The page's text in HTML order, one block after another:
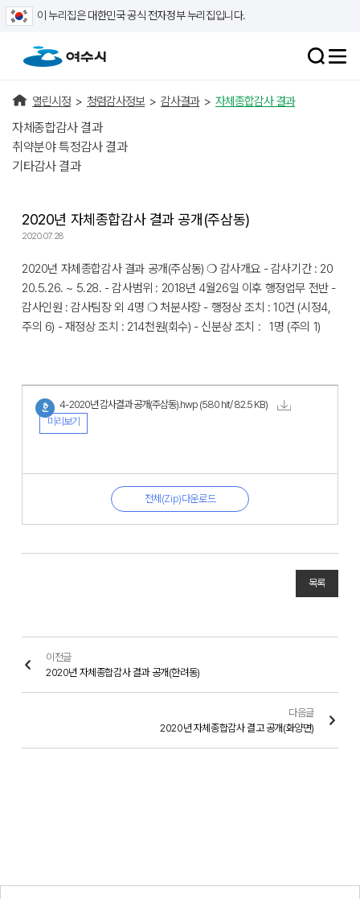
이 누리집은 대한민국 공식 전자정부 누리집입니다.
열린시정 > 청렴감사정보 > 감사결과 > 자체종합감사 결과
자체종합감사 결과
취약분야 특정감사 결과
기타감사 결과
2020년 자체종합감사 결과 공개(주삼동)
2020.07.28
2020년 자체종합감사 결과 공개(주삼동) ❍ 감사개요 - 감사기간 : 20
20.5.26. ~ 5.28. - 감사범위 : 2018년 4월26일 이후 행정업무 전반 -
감사인원 : 감사팀장 외 4명 ❍ 처분사항 - 행정상 조치 : 10건 (시정4,
주의 6) - 재정상 조치 : 214천원(회수) - 신분상 조치 : 1명 (주의 1)
4-2020년 감사결과 공개(주삼동).hwp (580 hit/ 82.5 KB)
미리보기
전체(Zip)다운로드
목록
이전글
2020년 자체종합감사 결과 공개(한려동)
다음글
2020년 자체종합감사 결고 공개(화양면)